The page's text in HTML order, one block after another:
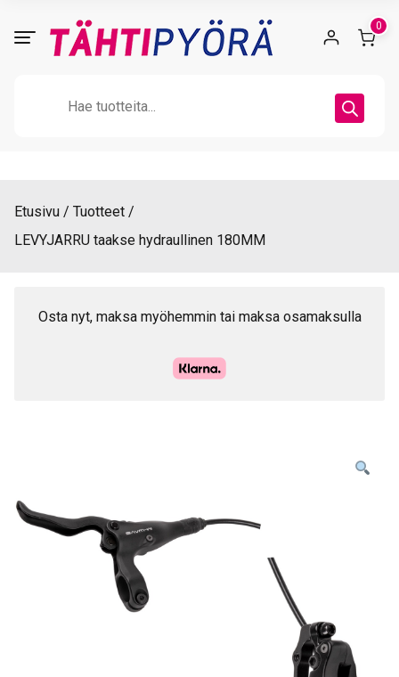
0
Etusivu
Tuotteet
LEVYJARRU taakse hydraullinen 180MM
Osta nyt, maksa myöhemmin tai maksa osamaksulla